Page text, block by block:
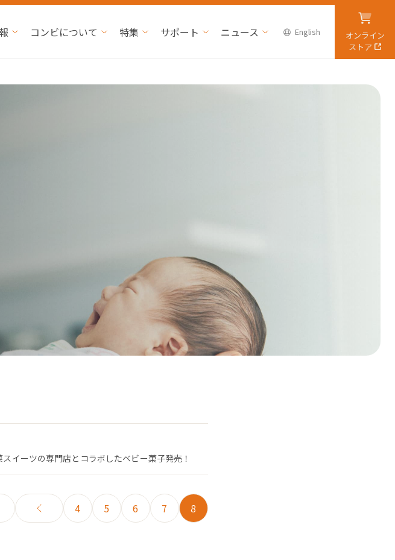
コンビについて 特集 サポート ニュース English
オンライン
ストア
イーツの専門店とコラボしたベビー菓子発売！
4 5 6 7 8